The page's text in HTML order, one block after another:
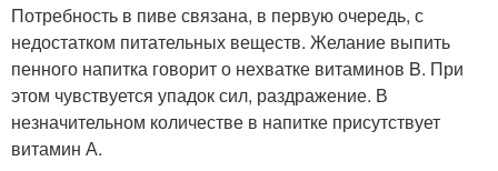
Потребность в пиве связана, в первую очередь, с
недостатком питательных веществ. Желание выпить
пенного напитка говорит о нехватке витаминов B. При
этом чувствуется упадок сил, раздражение. В
незначительном количестве в напитке присутствует
витамин А.